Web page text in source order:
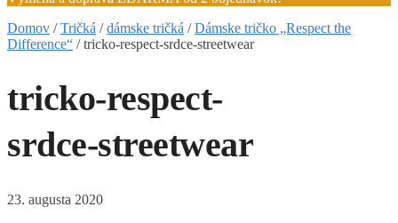
Domov /Tričká /dámske tričká /Dámske tričko „Respect the
Difference“ /tricko-respect-srdce-streetwear
tricko-respect-
srdce-streetwear
23. augusta 2020